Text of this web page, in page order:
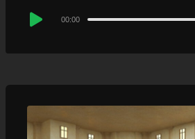
Audio
00:00